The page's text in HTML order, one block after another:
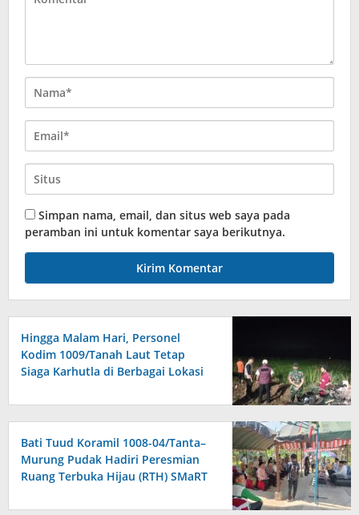
Simpan nama, email, dan situs web saya pada
peramban ini untuk komentar saya berikutnya.
Hingga Malam Hari, Personel
Kodim 1009/Tanah Laut Tetap
Siaga Karhutla di Berbagai Lokasi
Bati Tuud Koramil 1008-04/Tanta–
Murung Pudak Hadiri Peresmian
Ruang Terbuka Hijau (RTH) SMaRT